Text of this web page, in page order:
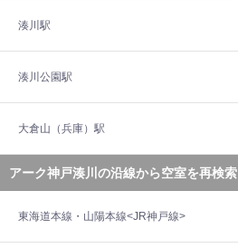
湊川駅
湊川公園駅
大倉山（兵庫）駅
アーク神戸湊川の沿線から空室を再検索
東海道本線・山陽本線<JR神戸線>